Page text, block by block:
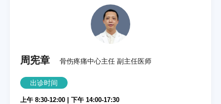
周宪章 骨伤疼痛中心主任 副主任医师
出诊时间
上午 8:30-12:00 | 下午 14:00-17:30